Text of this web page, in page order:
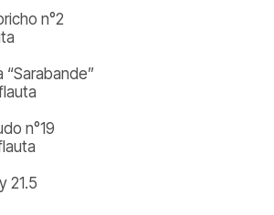
n°2
“Sarabande”
n°19
21.5